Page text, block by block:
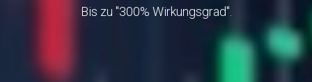
Bis zu "300% Wirkungsgrad".